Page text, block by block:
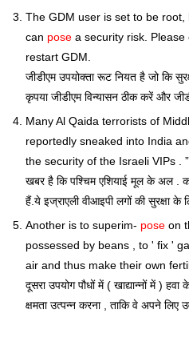
The GDM user is set to be
can pose a security risk.
restart GDM.
जीडीएम उपयोक्ता रूट नियत है जो कि
कृपया जीडीएम विन्यासन ठीक करें और
Many Al Qaida terrorists of
reportedly sneaked into India
the security of the Israeli VIPs . ”
खबर है कि पश्चिम एशियाई मूल के अल .
हैं.ये इज्राएली वीआइपी लगों की सुरक्षा
Another is to superim- pose on
possessed by beans , to ' fix '
air and thus make their own
दूसरा उपयोग पौधों में ( खाद्यान्नों में )
क्षमता उत्पन्न करना , ताकि वे अपने लिए